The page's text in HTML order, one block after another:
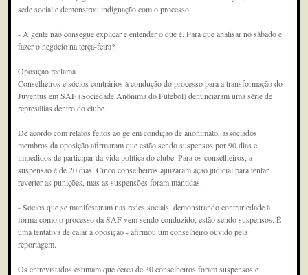
sede social e demonstrou indignação com o processo:
- A gente não consegue explicar e entender o que é. Para que analisar no sábado e
fazer o negócio na terça-feira?
Oposição reclama
Conselheiros e sócios contrários à condução do processo para a transformação do
Juventus em SAF (Sociedade Anônima do Futebol) denunciaram uma série de
represálias dentro do clube.
De acordo com relatos feitos ao ge em condição de anonimato, associados
membros da oposição afirmaram que estão sendo suspensos por 90 dias e
impedidos de participar da vida política do clube. Para os conselheiros, a
suspensão é de 20 dias. Cinco conselheiros ajuizaram ação judicial para tentar
reverter as punições, mas as suspensões foram mantidas.
- Sócios que se manifestaram nas redes sociais, demonstrando contrariedade à
forma como o processo da SAF vem sendo conduzido, estão sendo suspensos. É
uma tentativa de calar a oposição - afirmou um conselheiro ouvido pela
reportagem.
Os entrevistados estimam que cerca de 30 conselheiros foram suspensos e